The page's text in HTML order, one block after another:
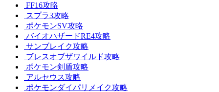
FF16攻略
スプラ3攻略
ポケモンSV攻略
バイオハザードRE4攻略
サンブレイク攻略
ブレスオブザワイルド攻略
ポケモン剣盾攻略
アルセウス攻略
ポケモンダイパリメイク攻略